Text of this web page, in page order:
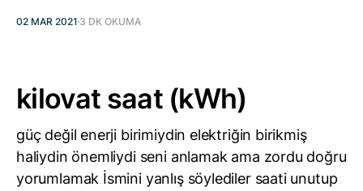
02 MAR 2021 3 DK OKUMA
kilovat saat (kWh)
güç değil enerji birimiydin elektriğin birikmiş
haliydin önemliydi seni anlamak ama zordu doğru
yorumlamak İsmini yanlış söylediler saati unutup